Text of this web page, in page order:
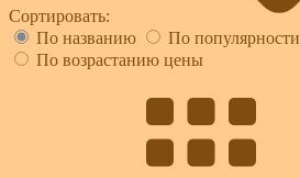
Сортировать:
По названию
По популярности
По возрастанию цены